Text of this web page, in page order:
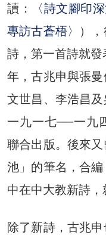
讀：
〈詩文腳印
專訪古蒼梧〉
）
詩，第一首詩就
年，古兆申與張曼
文世昌、李浩昌及
一九一七──一九
聯合出版。後來
池」的筆名，合
中在中大教新詩，
除了新詩，古兆